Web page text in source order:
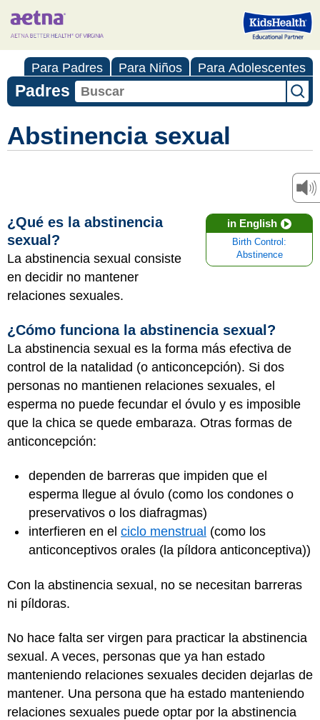
Para Padres Para Niños Para Adolescentes
Padres
Abstinencia sexual
in English
Birth Control:
Abstinence
¿Qué es la abstinencia
sexual?
La abstinencia sexual consiste
en decidir no mantener
relaciones sexuales.
¿Cómo funciona la abstinencia sexual?
La abstinencia sexual es la forma más efectiva de
control de la natalidad (o anticoncepción). Si dos
personas no mantienen relaciones sexuales, el
esperma no puede fecundar el óvulo y es imposible
que la chica se quede embaraza. Otras formas de
anticoncepción:
dependen de barreras que impiden que el
esperma llegue al óvulo (como los condones o
preservativos o los diafragmas)
interfieren en el ciclo menstrual (como los
anticonceptivos orales (la píldora anticonceptiva))
Con la abstinencia sexual, no se necesitan barreras
ni píldoras.
No hace falta ser virgen para practicar la abstinencia
sexual. A veces, personas que ya han estado
manteniendo relaciones sexuales deciden dejarlas de
mantener. Una persona que ha estado manteniendo
relaciones sexuales puede optar por la abstinencia